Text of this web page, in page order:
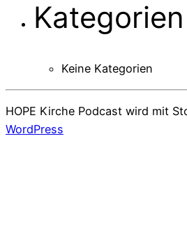
Kategorien
Keine Kategorien
HOPE Kirche Podcast wird mit
WordPress